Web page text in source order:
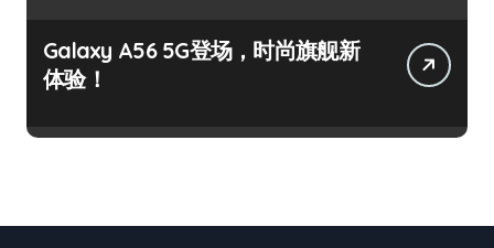
Galaxy A56 5G登场，时尚旗舰新
体验！